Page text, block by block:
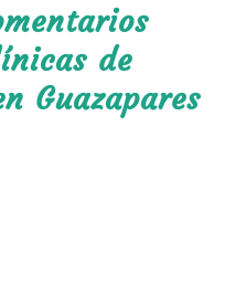
de
Guazapares